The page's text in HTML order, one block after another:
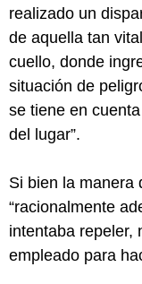
realizado un
de aquella tan
cuello, donde
situación de
se tiene en
del lugar”.
Si bien la manera
“racionalmente
intentaba repeler,
empleado para